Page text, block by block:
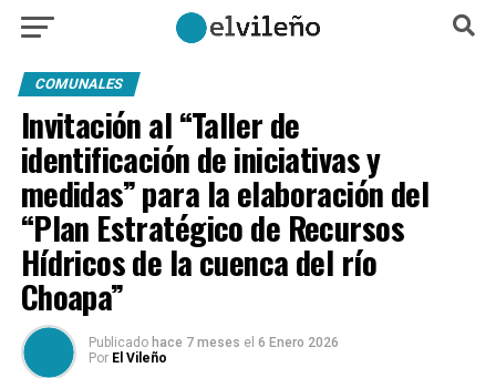
COMUNALES
Invitación al “Taller de
identificación de iniciativas y
medidas” para la elaboración del
“Plan Estratégico de Recursos
Hídricos de la cuenca del río
Choapa”
Publicado hace 7 meses el 6 Enero 2026
Por El Vileño